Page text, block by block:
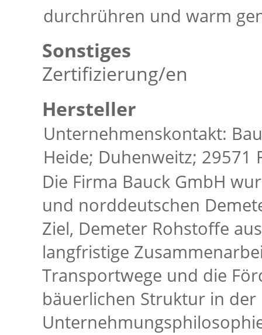
durchrühren und warm
Sonstiges
Zertifizierung/en
Hersteller
Unternehmenskontakt:
Heide; Duhenweitz; 29571
Die Firma Bauck GmbH
und norddeutschen
Ziel, Demeter Rohstoffe
langfristige
Transportwege und die
bäuerlichen Struktur in